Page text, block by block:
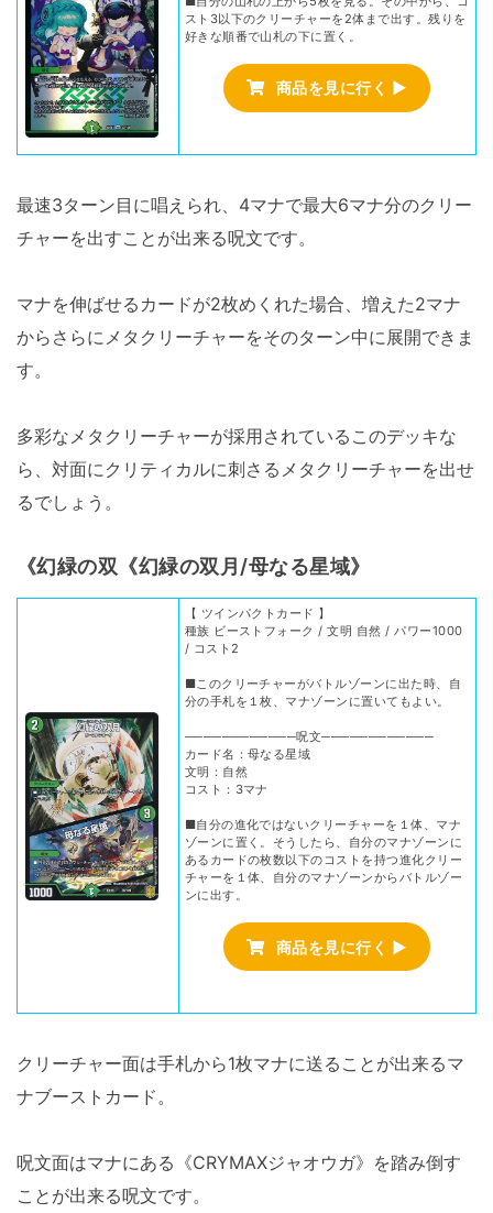
スト3以下のクリーチャーを2体まで出す。残りを
好きな順番で山札の下に置く。
商品を見に行く ▶
最速3ターン目に唱えられ、4マナで最大6マナ分のクリー
チャーを出すことが出来る呪文です。
マナを伸ばせるカードが2枚めくれた場合、増えた2マナ
からさらにメタクリーチャーをそのターン中に展開できま
す。
多彩なメタクリーチャーが採用されているこのデッキな
ら、対面にクリティカルに刺さるメタクリーチャーを出せ
るでしょう。
《幻緑の双《幻緑の双月/母なる星域》
【 ツインパクトカード 】
種族 ビーストフォーク / 文明 自然 / パワー1000
/ コスト2
■このクリーチャーがバトルゾーンに出た時、自
分の手札を１枚、マナゾーンに置いてもよい。
────────────呪文────────────
カード名：母なる星域
文明：自然
コスト：3マナ
■自分の進化ではないクリーチャーを１体、マナ
ゾーンに置く。そうしたら、自分のマナゾーンに
あるカードの枚数以下のコストを持つ進化クリー
チャーを１体、自分のマナゾーンからバトルゾー
ンに出す。
商品を見に行く ▶
クリーチャー面は手札から1枚マナに送ることが出来るマ
ナブーストカード。
呪文面はマナにある《CRYMAXジャオウガ》を踏み倒す
ことが出来る呪文です。